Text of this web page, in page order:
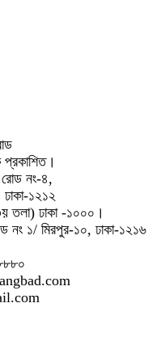
নং-৪,
১২১২
তলা) ঢাকা -১০০০।
নং ১/ মিরপুর-১০, ঢাকা-১২১৬